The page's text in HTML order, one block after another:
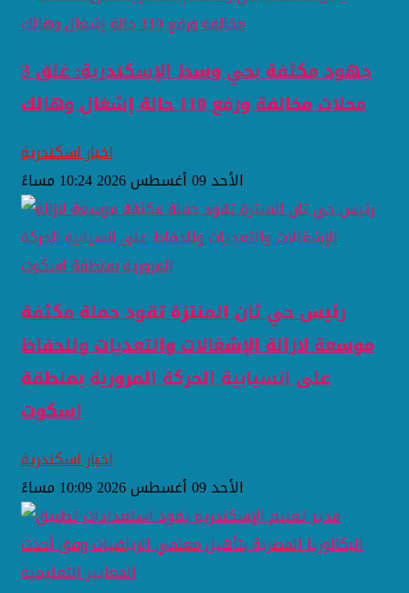
جهود مكثفة بحي وسط الإسكندرية: غلق 3
محلات مخالفة ورفع 110 حالة إشغال وهالك
اخبار اسكندرية
الأحد 09 أغسطس 2026 10:24 مساءً
رئيس حي ثان المنتزة تقود حملة مكثفة
موسعة لازالة الإشغالات والتعديات وللحفاظ
على انسيابية الحركة المرورية بمنطقة
اسكوت
اخبار اسكندرية
الأحد 09 أغسطس 2026 10:09 مساءً